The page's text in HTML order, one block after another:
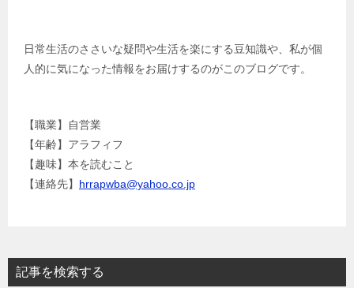
日常生活のささいな疑問や生活を楽にする豆知識や、私が個
人的に気になった情報をお届けするのがこのブログです。
【職業】自営業
【年齢】アラフィフ
【趣味】本を読むこと
【連絡先】 hrrapwba@yahoo.co.jp
記事を検索する